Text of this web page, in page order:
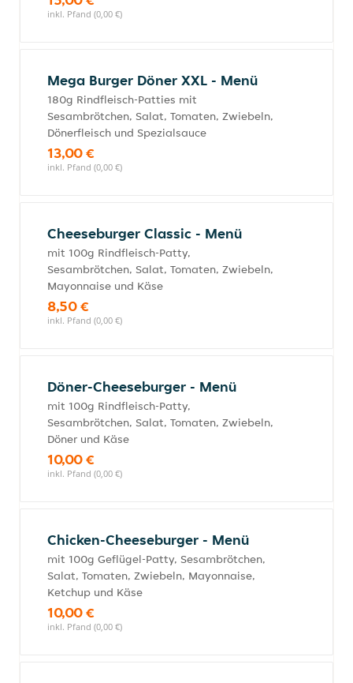
inkl. Pfand (0,00 €)
Mega Burger Döner XXL - Menü
180g Rindfleisch-Patties mit
Sesambrötchen, Salat, Tomaten, Zwiebeln,
Dönerfleisch und Spezialsauce
13,00 €
inkl. Pfand (0,00 €)
Cheeseburger Classic - Menü
mit 100g Rindfleisch-Patty,
Sesambrötchen, Salat, Tomaten, Zwiebeln,
Mayonnaise und Käse
8,50 €
inkl. Pfand (0,00 €)
Döner-Cheeseburger - Menü
mit 100g Rindfleisch-Patty,
Sesambrötchen, Salat, Tomaten, Zwiebeln,
Döner und Käse
10,00 €
inkl. Pfand (0,00 €)
Chicken-Cheeseburger - Menü
mit 100g Geflügel-Patty, Sesambrötchen,
Salat, Tomaten, Zwiebeln, Mayonnaise,
Ketchup und Käse
10,00 €
inkl. Pfand (0,00 €)